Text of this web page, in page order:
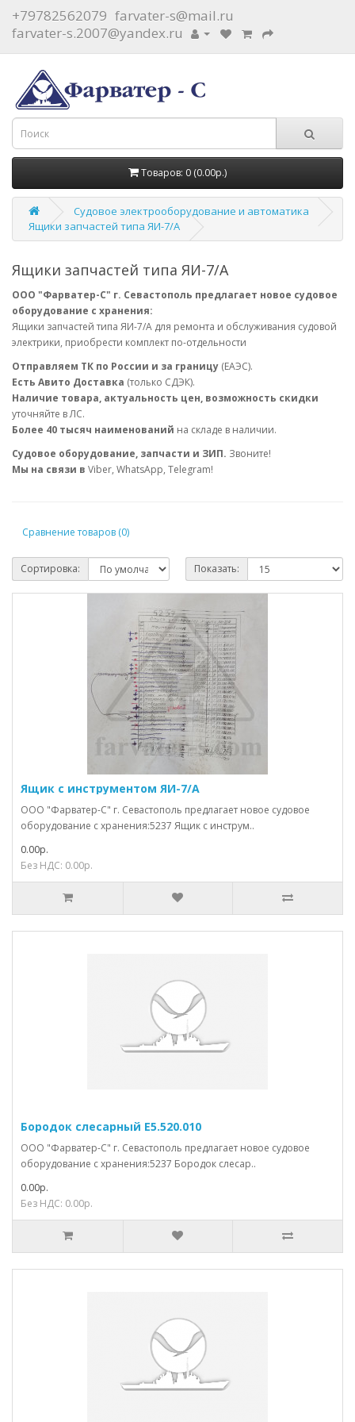
+79782562079 farvater-s@mail.ru
farvater-s.2007@yandex.ru
Товаров: 0 (0.00р.)
Судовое электрооборудование и автоматика
Ящики запчастей типа ЯИ-7/А
Ящики запчастей типа ЯИ-7/А
ООО "Фарватер-С" г. Севастополь предлагает новое судовое
оборудование с хранения:
Ящики запчастей типа ЯИ-7/А для ремонта и обслуживания судовой
электрики, приобрести комплект по-отдельности
Отправляем ТК по России и за границу (ЕАЭС).
Есть Авито Доставка (только СДЭК).
Наличие товара, актуальность цен, возможность скидки
уточняйте в ЛС.
Более 40 тысяч наименований на складе в наличии.
Судовое оборудование, запчасти и ЗИП. Звоните!
Мы на связи в Viber, WhatsApp, Telegram!
Сравнение товаров (0)
Сортировка: Показать:
Ящик с инструментом ЯИ-7/А
ООО "Фарватер-С" г. Севастополь предлагает новое судовое
оборудование с хранения:5237 Ящик с инструм..
0.00р.
Без НДС: 0.00р.
Бородок слесарный Е5.520.010
ООО "Фарватер-С" г. Севастополь предлагает новое судовое
оборудование с хранения:5237 Бородок слесар..
0.00р.
Без НДС: 0.00р.